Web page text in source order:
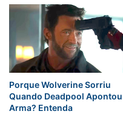
Porque Wolverine Sorriu
Quando Deadpool Apontou
Arma? Entenda